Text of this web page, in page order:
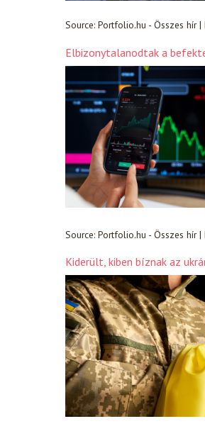
Source: Portfolio.hu - Összes hír|
Elbizonytalanodtak a
Source: Portfolio.hu - Összes hír|
Kiderült, kiben bíznak az